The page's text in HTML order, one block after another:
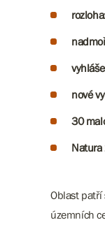
rozloha
nové
30
Oblast patří
územních